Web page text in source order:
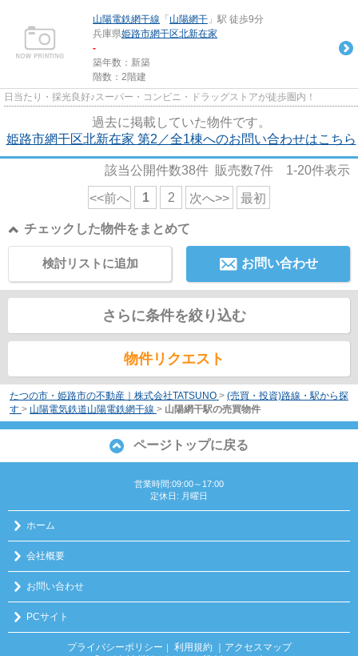
山陽電鉄網干線 「 山陽網干 」駅 徒歩9分
兵庫県姫路市網干区北新在家
-
築年数：新築
階数：2階建
日当たり・採光良好♪スーパー・コンビニ・ドラッグストアが徒歩圏内！
過去に掲載していた物件です。
姫路市網干区北新在家 第2／全1棟へのお問い合わせはこちら
該当公開件数38件 販売数7件 1-20件表示
<<前へ 1 2 次へ>> 最初
チェックした物件をまとめて
お問い合わせ
検討リストに追加
さらに条件を絞り込む
物件リクエスト
たつの市・姫路市の不動産｜株式会社TATSUNO > (売買・投資)路線・駅から探
す > 山陽電気鉄道山陽電鉄網干線 > 山陽網干駅の売買物件
ページトップに戻る
営業時間:09:00～17:00
定休日: 月曜日
ホーム
会社概要
お問い合わせ
PCサイト
プライバシーポリシー ｜ 利用規約 ｜アクセスマップ